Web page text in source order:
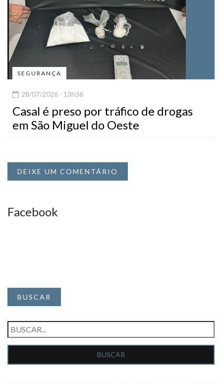
SEGURANÇA
28/07/2026 - 13h36
Casal é preso por tráfico de drogas
em São Miguel do Oeste
DEIXE UM COMENTÁRIO
Facebook
BUSCAR